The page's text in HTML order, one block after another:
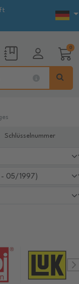
0
Schlüsselnummer